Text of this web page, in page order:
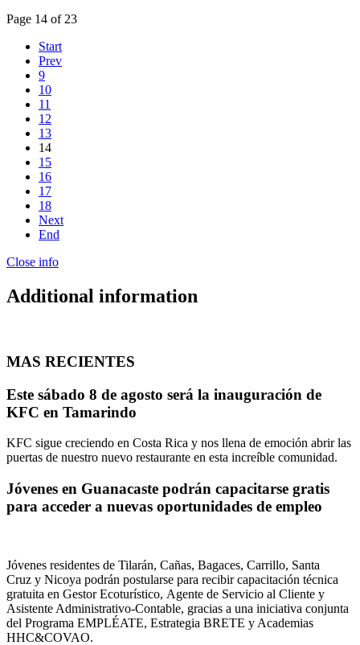
Page 14 of 23
Start
Prev
9
10
11
12
13
14
15
16
17
18
Next
End
Close info
Additional information
MAS RECIENTES
Este sábado 8 de agosto será la inauguración de
KFC en Tamarindo
KFC sigue creciendo en Costa Rica y nos llena de emoción abrir las
puertas de nuestro nuevo restaurante en esta increíble comunidad.
Jóvenes en Guanacaste podrán capacitarse gratis
para acceder a nuevas oportunidades de empleo
Jóvenes residentes de Tilarán, Cañas, Bagaces, Carrillo, Santa
Cruz y Nicoya podrán postularse para recibir capacitación técnica
gratuita en Gestor Ecoturístico, Agente de Servicio al Cliente y
Asistente Administrativo-Contable, gracias a una iniciativa conjunta
del Programa EMPLÉATE, Estrategia BRETE y Academias
HHC&COVAO.